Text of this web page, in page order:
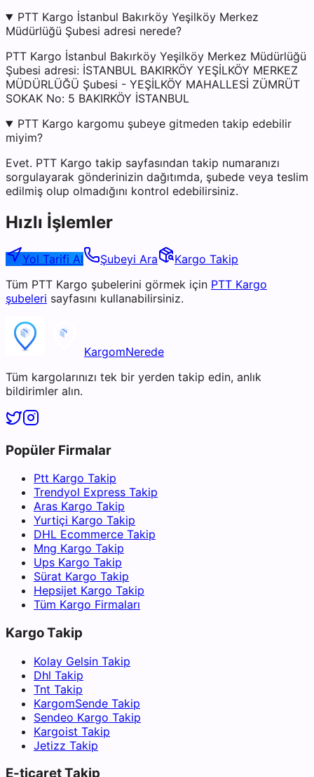
PTT Kargo İstanbul Bakırköy Yeşilköy Merkez
Müdürlüğü Şubesi adresi nerede?
PTT Kargo İstanbul Bakırköy Yeşilköy Merkez Müdürlüğü
Şubesi adresi: İSTANBUL BAKIRKÖY YEŞİLKÖY MERKEZ
MÜDÜRLÜĞÜ Şubesi - YEŞİLKÖY MAHALLESİ ZÜMRÜT
SOKAK No: 5 BAKIRKÖY İSTANBUL
PTT Kargo kargomu şubeye gitmeden takip edebilir
miyim?
Evet. PTT Kargo takip sayfasından takip numaranızı
sorgulayarak gönderinizin dağıtımda, şubede veya teslim
edilmiş olup olmadığını kontrol edebilirsiniz.
Hızlı İşlemler
Yol Tarifi Al Şubeyi Ara
Kargo Takip
Tüm PTT Kargo şubelerini görmek için PTT Kargo
şubeleri sayfasını kullanabilirsiniz.
KargomNerede
Tüm kargolarınızı tek bir yerden takip edin, anlık
bildirimler alın.
Popüler Firmalar
Ptt Kargo Takip
Trendyol Express Takip
Aras Kargo Takip
Yurtiçi Kargo Takip
DHL Ecommerce Takip
Mng Kargo Takip
Ups Kargo Takip
Sürat Kargo Takip
Hepsijet Kargo Takip
Tüm Kargo Firmaları
Kargo Takip
Kolay Gelsin Takip
Dhl Takip
Tnt Takip
KargomSende Takip
Sendeo Kargo Takip
Kargoist Takip
Jetizz Takip
E-ticaret Takip